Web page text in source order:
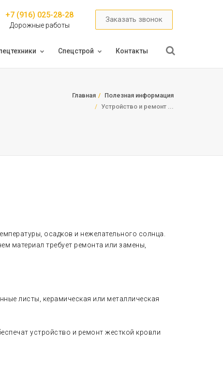
+7 (916) 025-28-28
Дорожные работы
Заказать звонок
Спецстрой Контакты
Главная
Полезная информация
Устройство и ремонт ...
осадков и нежелательного солнца.
материал требует ремонта или замены,
листы, керамическая или металлическая
устройство и ремонт жесткой кровли